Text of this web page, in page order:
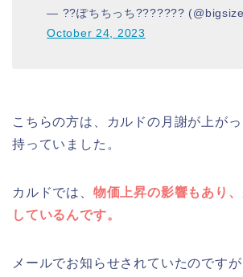
— ??ぽちちっち???????
October 24, 2023
こちらの方は、カルドの月謝が上が
持っていました。
カルドでは、 物価上昇の影響もあり
しているんです。
メールでお知らせされていたのです